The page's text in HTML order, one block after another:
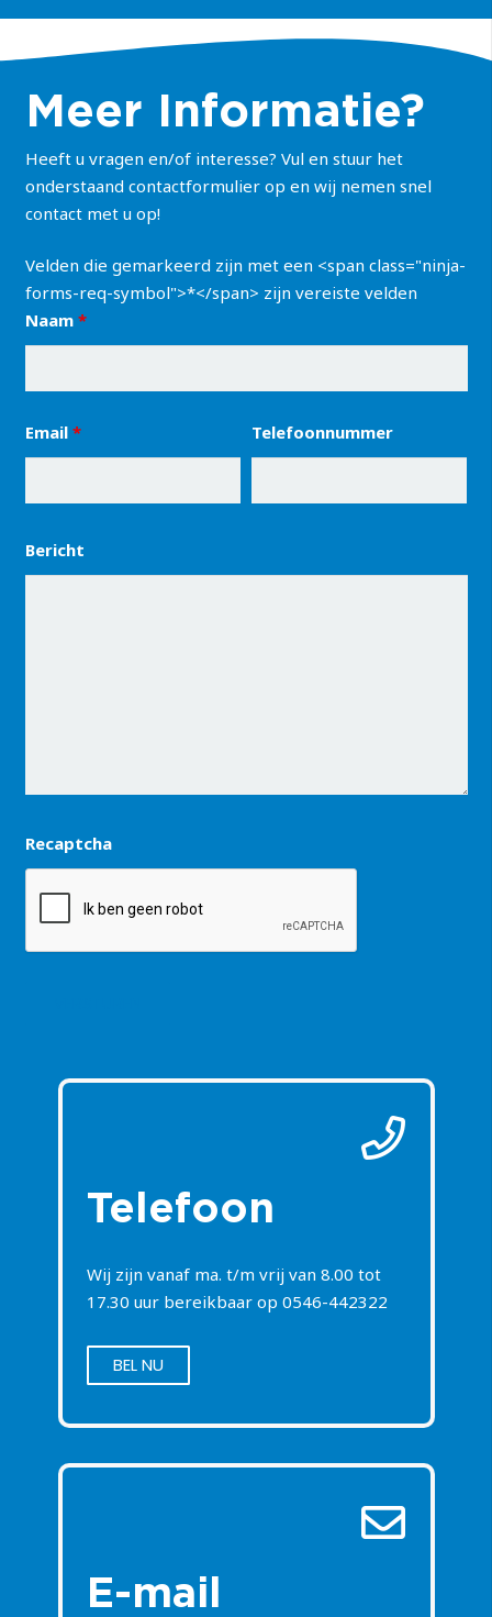
Meer Informatie?
Heeft u vragen en/of interesse? Vul en stuur het
onderstaand contactformulier op en wij nemen snel
contact met u op!
Velden die gemarkeerd zijn met een <span class="ninja-
forms-req-symbol">*</span> zijn vereiste velden
Naam *
Email * Telefoonnummer
Bericht
Recaptcha
Telefoon
Wij zijn vanaf ma. t/m vrij van 8.00 tot
17.30 uur bereikbaar op 0546-442322
BEL NU
E-mail